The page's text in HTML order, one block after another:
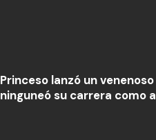
Princeso lanzó un
ninguneó su carrera como